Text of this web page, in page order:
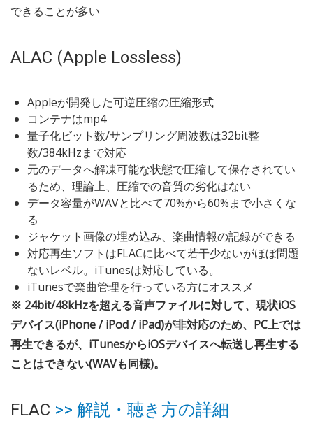
できることが多い
ALAC (Apple Lossless)
Appleが開発した可逆圧縮の圧縮形式
コンテナはmp4
量子化ビット数/サンプリング周波数は32bit整
数/384kHzまで対応
元のデータへ解凍可能な状態で圧縮して保存されてい
るため、理論上、圧縮での音質の劣化はない
データ容量がWAVと比べて70%から60%まで小さくな
る
ジャケット画像の埋め込み、楽曲情報の記録ができる
対応再生ソフトはFLACに比べて若干少ないがほぼ問題
ないレベル。iTunesは対応している。
iTunesで楽曲管理を行っている方にオススメ
※ 24bit/48kHzを超える音声ファイルに対して、現状iOS
デバイス(iPhone / iPod / iPad)が非対応のため、PC上では
再生できるが、iTunesからiOSデバイスへ転送し再生する
ことはできない(WAVも同様)。
FLAC >> 解説・聴き方の詳細